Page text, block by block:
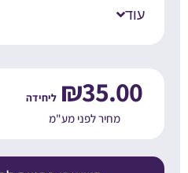
₪35.00
מחיר לפני מע"מ
מינימום
הנחות